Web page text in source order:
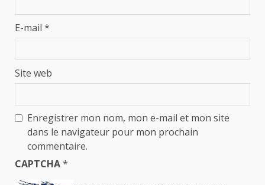
E-mail *
Site web
Enregistrer mon nom, mon e-mail et mon site
dans le navigateur pour mon prochain
commentaire.
CAPTCHA*